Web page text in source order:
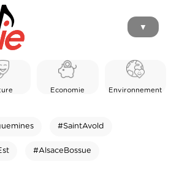
▼
Economie Environnement
#SaintAvold
#AlsaceBossue